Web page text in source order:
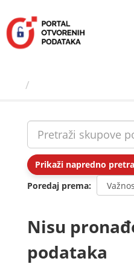
sadržaj
Prikaži napredno
Poredaj prema
Nisu
podataka